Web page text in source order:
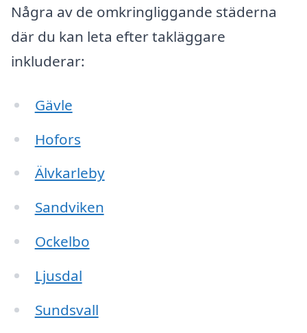
Några av de omkringliggande städerna
där du kan leta efter takläggare
inkluderar:
Gävle
Hofors
Älvkarleby
Sandviken
Ockelbo
Ljusdal
Sundsvall